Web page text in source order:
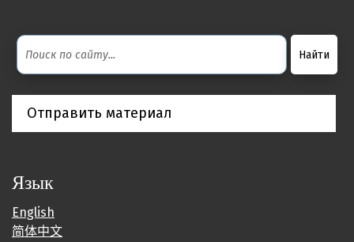
Отправить материал
Язык
English
简体中文